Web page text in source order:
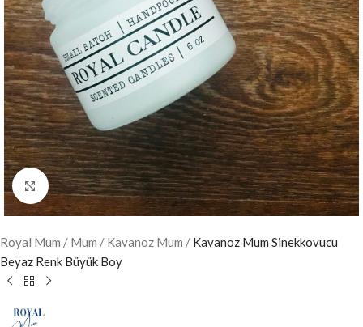
Büyütmek için tıklayın
Royal Mum / Mum / Kavanoz Mum / Kavanoz Mum Sinekkovucu
Beyaz Renk Büyük Boy